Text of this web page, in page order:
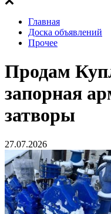
Главная
Доска объявлений
Прочее
Продам
запорная
затворы
27.07.2026